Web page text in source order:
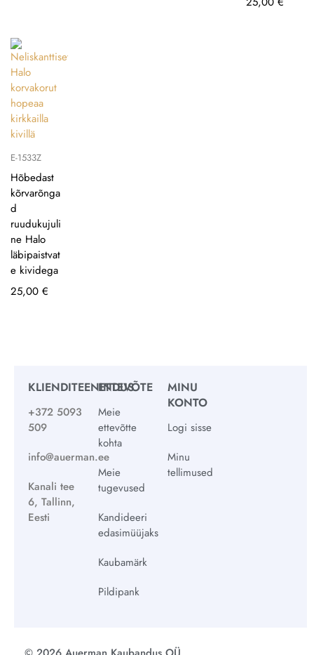
E-1533Z
Hõbedast
kõrvarõnga
d
ruudukujuli
ne Halo
läbipaistvat
e kividega
25,00 €
KLIENDITEENINDUS
+372 5093
509
info@auerman.ee
Kanali tee
6, Tallinn,
Eesti
ETTEVÕTE
Meie
ettevõtte
kohta
Meie
tugevused
Kandideeri
edasimüüjaks
Kaubamärk
Pildipank
MINU
KONTO
Logi sisse
Minu
tellimused